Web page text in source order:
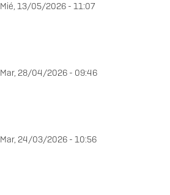
Mié, 13/05/2026 - 11:07
Mar, 28/04/2026 - 09:46
Mar, 24/03/2026 - 10:56